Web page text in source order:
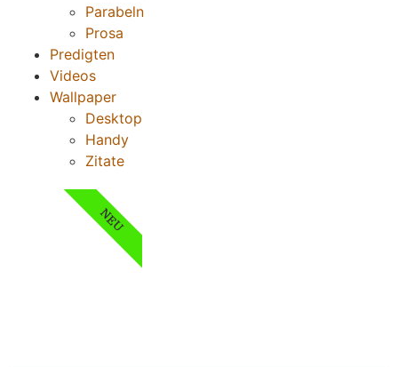
Parabeln
Prosa
Predigten
Videos
Wallpaper
Desktop
Handy
Zitate
NEU